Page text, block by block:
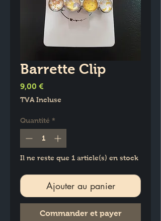
Barrette Clip
9,00 €
TVA Incluse
Quantité *
Il ne reste que 1 article(s) en stock
Ajouter au panier
Commander et payer